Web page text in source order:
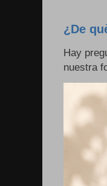
¿De
Hay
nuestra